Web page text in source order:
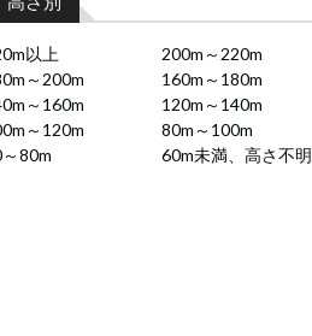
以上
200m～220m
～200m
160m～180m
～160m
120m～140m
～120m
80m～100m
80m
60m未満、高さ不明